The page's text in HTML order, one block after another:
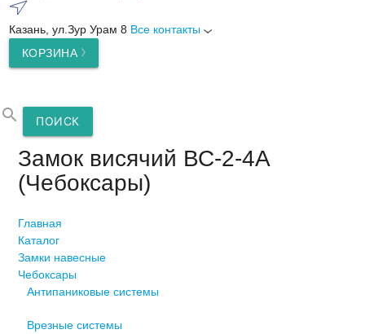
Казань, ул.Зур Урам 8 Все контакты
КОРЗИНА
search ПОИСК
Замок висячий ВС-2-4А
(Чебоксары)
Главная
Каталог
Замки навесные
Чебоксары
Антипаниковые системы
Врезные системы